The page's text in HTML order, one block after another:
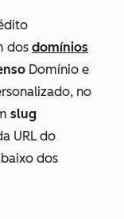
dos domínios
Domínio e
no
slug
URL do
dos